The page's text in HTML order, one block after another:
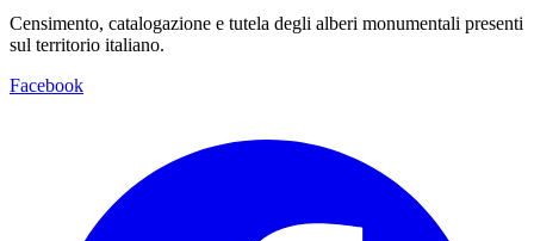
Censimento, catalogazione e tutela degli alberi monumentali presenti
sul territorio italiano.
Facebook